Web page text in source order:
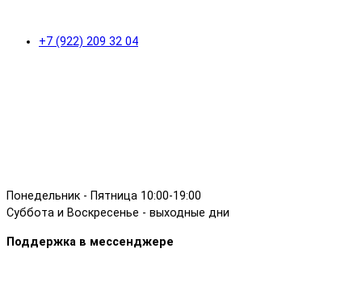
+7 (922) 209 32 04
Понедельник - Пятница 10:00-19:00
Суббота и Воскресенье - выходные дни
Поддержка в мессенджере